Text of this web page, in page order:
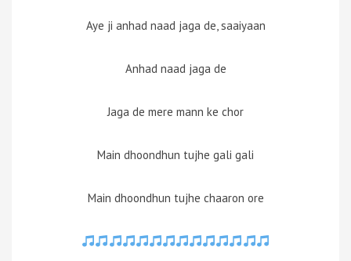
Aye ji anhad naad jaga de, saaiyaan
Anhad naad jaga de
Jaga de mere mann ke chor
Main dhoondhun tujhe gali gali
Main dhoondhun tujhe chaaron ore